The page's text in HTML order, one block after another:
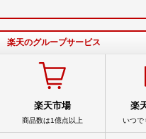
楽天のグループサービス
楽天市場
商品数は1億点以上
楽
いつで